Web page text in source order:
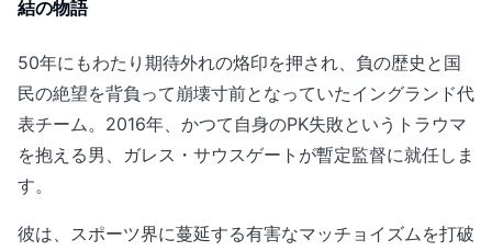
結の物語
50年にもわたり期待外れの烙印を押され、負の歴史と国
民の絶望を背負って崩壊寸前となっていたイングランド代
表チーム。2016年、かつて自身のPK失敗というトラウマ
を抱える男、ガレス・サウスゲートが暫定監督に就任しま
す。
彼は、スポーツ界に蔓延する有害なマッチョイズムを打破